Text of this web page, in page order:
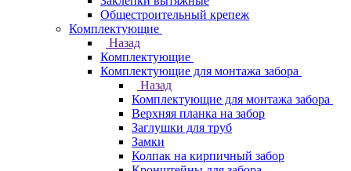
Общестроительный крепеж
Комплектующие
Назад
Комплектующие
Комплектующие для монтажа забора
Назад
Комплектующие для монтажа забора
Верхняя планка на забор
Заглушки для труб
Замки
Колпак на кирпичный забор